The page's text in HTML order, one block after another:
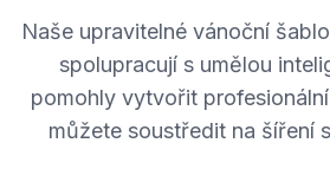
Naše upravitelné vánoční
spolupracují s umělou
pomohly vytvořit
můžete soustředit na šíření